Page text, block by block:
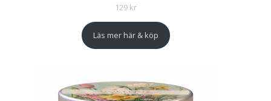
129 kr
Läs mer här & köp